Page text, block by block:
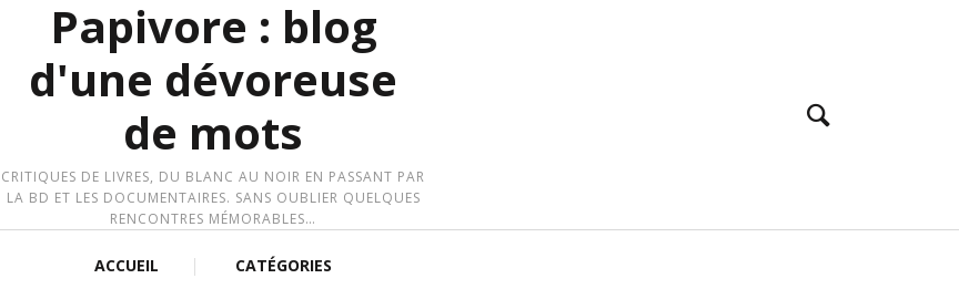
Papivore : blog
d'une dévoreuse
de mots
CRITIQUES DE LIVRES, DU BLANC AU NOIR EN PASSANT PAR
LA BD ET LES DOCUMENTAIRES. SANS OUBLIER QUELQUES
RENCONTRES MÉMORABLES…
ACCUEIL CATÉGORIES